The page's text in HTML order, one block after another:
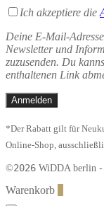
Ich akzeptiere die
Deine E-Mail-
Newsletter und
zuzusenden. Du
enthaltenen Link
*Der Rabatt gilt für
Online-Shop,
©2026 WiDDA berlin -
Warenkorb